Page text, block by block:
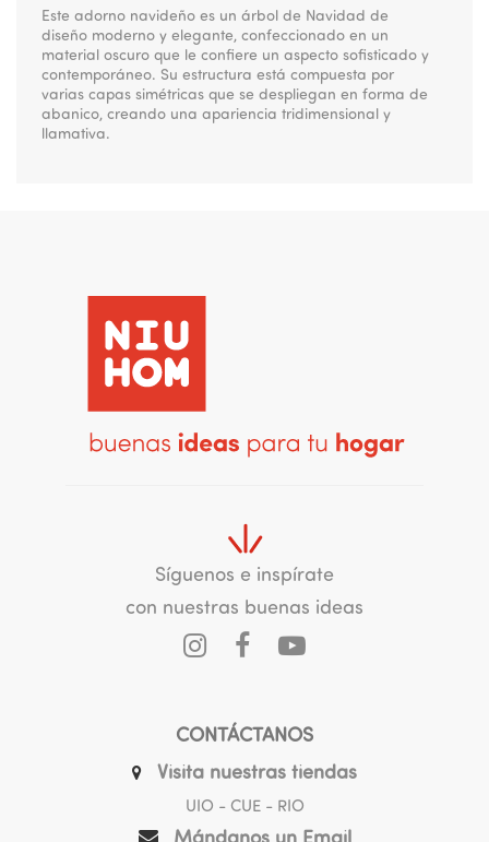
Este adorno navideño es un árbol de Navidad de
diseño moderno y elegante, confeccionado en un
material oscuro que le confiere un aspecto sofisticado y
contemporáneo. Su estructura está compuesta por
varias capas simétricas que se despliegan en forma de
abanico, creando una apariencia tridimensional y
llamativa.
Síguenos e inspírate
con nuestras buenas ideas
CONTÁCTANOS
Visita nuestras tiendas
UIO - CUE - RIO